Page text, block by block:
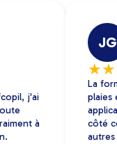
j'ai
à
JG
★★
La
plaies
côté